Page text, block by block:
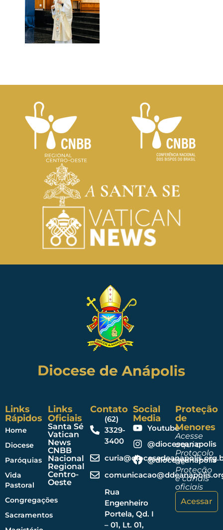
Links
Rápidos
Home
Diocese
Paróquias
Vida
Pastoral
Congregações
Sacramentos
Links
Oficiais
Santa Sé
Vatican
News
CNBB
Nacional
Regional
Centro-
Oeste
Contato
(62)
3329-
3400
Rua
Engenheiro
Portela, Qd. I
– 01, Lt. 01,
Social
Media
Youtube
@dioceseanapolis
@dioceseanapolis
Proteção
de
Menores
Acesse
aqui o
Protocolo
de
Proteção
e canais
oficiais
Acessar